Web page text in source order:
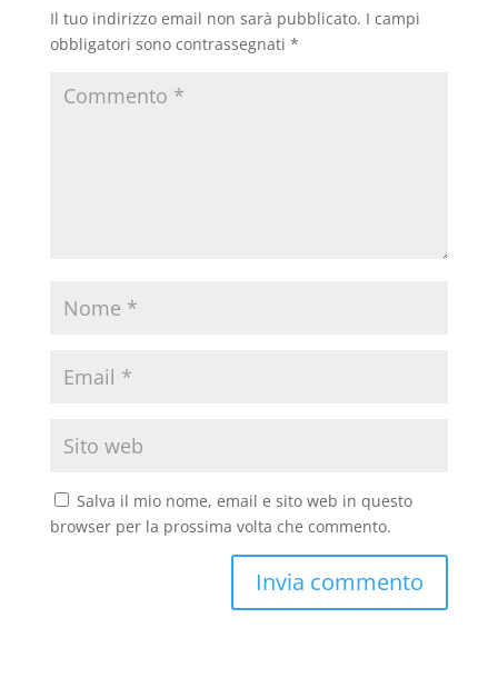
Il tuo indirizzo email non sarà pubblicato. I campi
obbligatori sono contrassegnati *
Salva il mio nome, email e sito web in questo
browser per la prossima volta che commento.